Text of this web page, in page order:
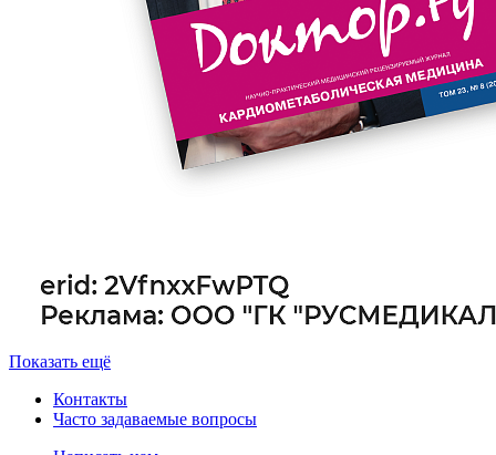
Показать ещё
Контакты
Часто задаваемые вопросы